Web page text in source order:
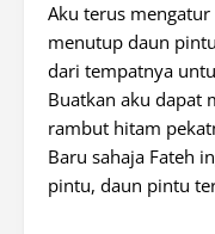
Aku terus
menutup daun
dari tempatnya
Buatkan aku dapat
rambut hitam
Baru sahaja Fateh
pintu, daun pintu